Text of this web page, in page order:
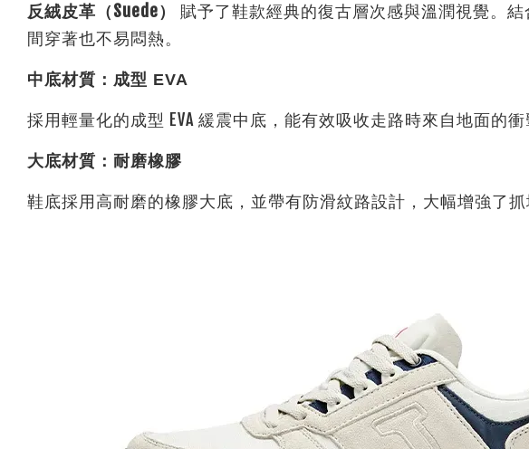
反絨皮革（Suede） 賦予了鞋款經典的復古層次感與溫潤視覺。結
間穿著也不易悶熱。
中底材質：成型 EVA
採用輕量化的成型 EVA 緩震中底，能有效吸收走路時來自地面的
大底材質：耐磨橡膠
鞋底採用高耐磨的橡膠大底，並帶有防滑紋路設計，大幅增強了